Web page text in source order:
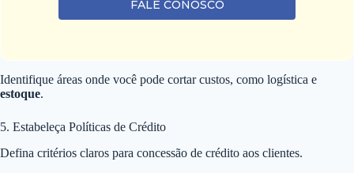
FALE CONOSCO
Identifique áreas onde você pode cortar custos, como logística e
estoque.
5. Estabeleça Políticas de Crédito
Defina critérios claros para concessão de crédito aos clientes.